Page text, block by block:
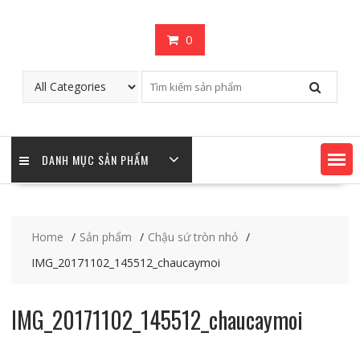
0
DANH MỤC SẢN PHẨM
Home Sản phẩm
Chậu sứ tròn nhỏ
IMG_20171102_145512_chaucaymoi
IMG_20171102_145512_chaucaymoi